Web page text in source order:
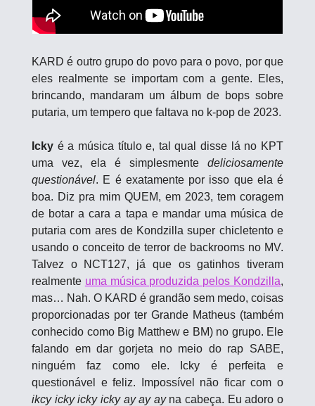
KARD é outro grupo do povo para o povo, por que
eles realmente se importam com a gente. Eles,
brincando, mandaram um álbum de bops sobre
Icky é a música título e, tal qual disse lá no KPT
uma vez, ela é simplesmente deliciosamente
questionável. E é exatamente por isso que ela é
boa. Diz pra mim QUEM, em 2023, tem coragem
de botar a cara a tapa e mandar uma música de
putaria com ares de Kondzilla super chicletento e
usando o conceito de terror de backrooms no MV.
Talvez o NCT127, já que os gatinhos tiveram
realmente uma música produzida pelos Kondzilla,
mas… Nah. O KARD é grandão sem medo, coisas
proporcionadas por ter Grande Matheus (também
conhecido como Big Matthew e BM) no grupo. Ele
falando em dar gorjeta no meio do rap SABE,
ninguém faz como ele. Icky é perfeita e
ikcy icky icky icky ay ay ay na cabeça. Eu adoro o